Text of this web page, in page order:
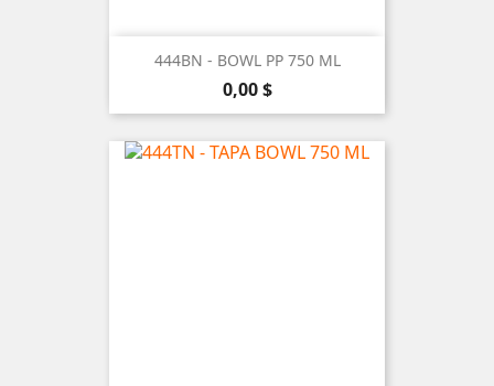
444BN - BOWL PP 750 ML
Precio
0,00 $